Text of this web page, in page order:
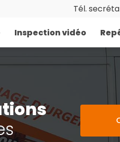
Tél.
Inspection vidéo